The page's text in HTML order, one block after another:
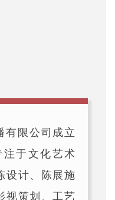
有限公司成立
于文化艺术
设计、陈展施
视策划、工艺